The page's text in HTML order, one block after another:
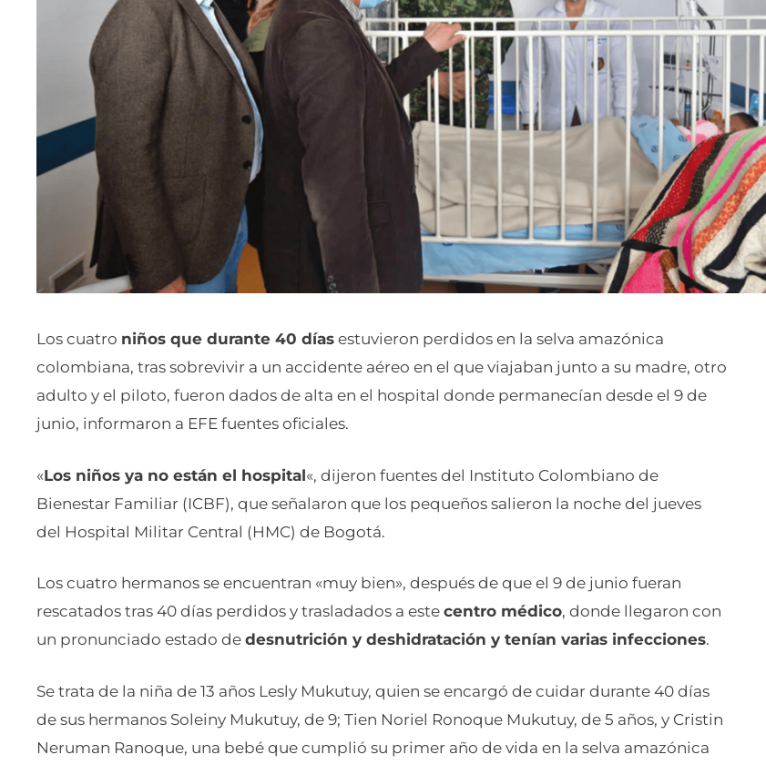
Los cuatro niños que durante 40 días estuvieron perdidos en la selva amazónica
colombiana, tras sobrevivir a un accidente aéreo en el que viajaban junto a su madre, otro
adulto y el piloto, fueron dados de alta en el hospital donde permanecían desde el 9 de
junio, informaron a EFE fuentes oficiales.
«Los niños ya no están el hospital«, dijeron fuentes del Instituto Colombiano de
Bienestar Familiar (ICBF), que señalaron que los pequeños salieron la noche del jueves
del Hospital Militar Central (HMC) de Bogotá.
Los cuatro hermanos se encuentran «muy bien», después de que el 9 de junio fueran
rescatados tras 40 días perdidos y trasladados a este centro médico, donde llegaron con
un pronunciado estado de desnutrición y deshidratación y tenían varias infecciones.
Se trata de la niña de 13 años Lesly Mukutuy, quien se encargó de cuidar durante 40 días
de sus hermanos Soleiny Mukutuy, de 9; Tien Noriel Ronoque Mukutuy, de 5 años, y Cristin
Neruman Ranoque, una bebé que cumplió su primer año de vida en la selva amazónica